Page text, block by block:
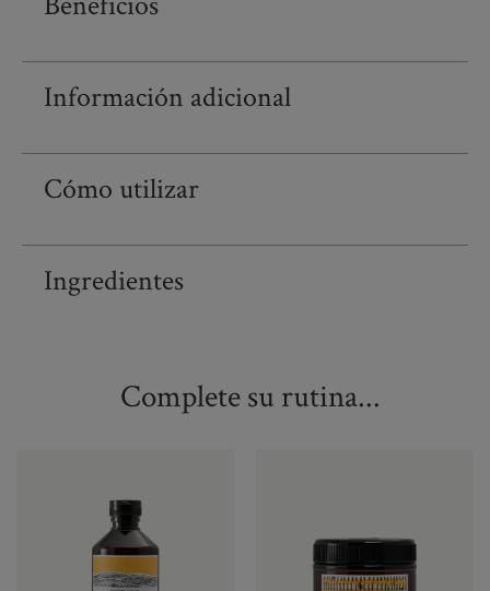
Información adicional
Cómo utilizar
Ingredientes
Complete su rutina...